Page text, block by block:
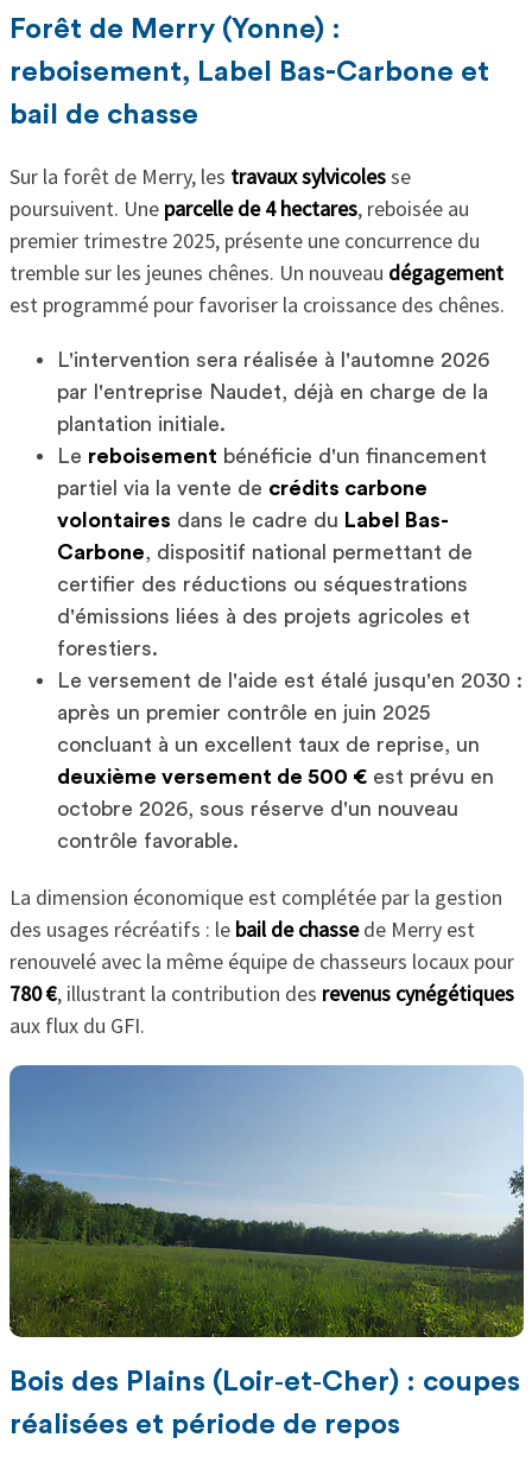
Forêt de Merry (Yonne) :
reboisement, Label Bas-Carbone et
bail de chasse
Sur la forêt de Merry, les travaux sylvicolesse
poursuivent. Une parcelle de 4 hectares, reboisée au
premier trimestre 2025, présente une concurrence du
tremble sur les jeunes chênes. Un nouveau dégagement
est programmé pour favoriser la croissance des chênes.
L'intervention sera réalisée à l'automne 2026
par l'entreprise Naudet, déjà en charge de la
plantation initiale.
Le reboisement bénéficie d'un financement
partiel via la vente de crédits carbone
volontaires dans le cadre du Label Bas-
Carbone, dispositif national permettant de
certifier des réductions ou séquestrations
d'émissions liées à des projets agricoles et
forestiers.
Le versement de l'aide est étalé jusqu'en 2030 :
après un premier contrôle en juin 2025
concluant à un excellent taux de reprise, un
deuxième versement de 500 €est prévu en
octobre 2026, sous réserve d'un nouveau
contrôle favorable.
La dimension économique est complétée par la gestion
des usages récréatifs : le bail de chassede Merry est
renouvelé avec la même équipe de chasseurs locaux pour
780 €, illustrant la contribution des revenus cynégétiques
aux flux du GFI.
Bois des Plains (Loir‑et‑Cher) : coupes
réalisées et période de repos